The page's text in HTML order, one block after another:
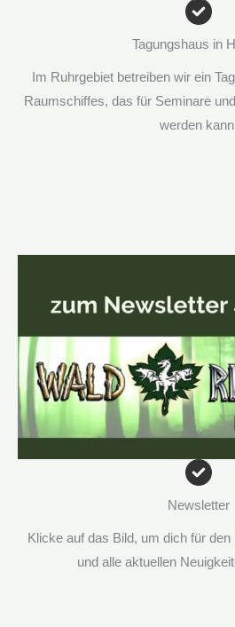
Tagungshaus in
Im Ruhrgebiet betreiben wir ein
Raumschiffes, das für Seminare
werden
Newsletter
Klicke auf das Bild, um dich für
und alle aktuellen